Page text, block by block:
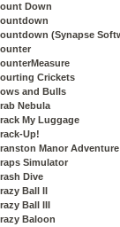
Down
(Synapse
Crickets
and Bulls
Nebula
My Luggage
Up!
Manor Adventure
Simulator
Dive
Ball II
Ball III
Baloon